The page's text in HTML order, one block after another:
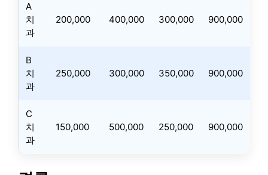
A
치
과
200,000 400,000 300,000 900,000
B
치
과
250,000 300,000 350,000 900,000
C
치
과
150,000 500,000 250,000 900,000